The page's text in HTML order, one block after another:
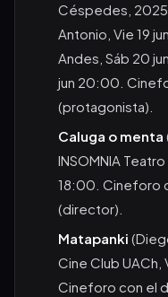
Céspedes,
Antonio, Vie 19
Andes, Sáb 20
jun 20:00.
(protagonista).
Caluga o menta
INSOMNIA
18:00. Cineforo
(director).
Matapanki
Cine Club UACh,
Cineforo con el